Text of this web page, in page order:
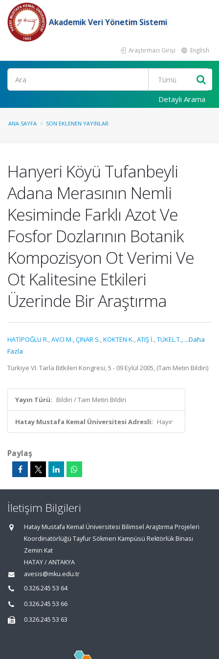
Akademik Veri Yönetim Sistemi
Araştırmacı Girişi English
Ara
Detaylı Arama
ANA SAYFA SON EKLENEN YAYINLAR
Hanyeri Köyü Tufanbeyli
Adana Merasının Nemli
Kesiminde Farklı Azot Ve
Fosfor Dozlarının Botanik
Kompozisyon Ot Verimi Ve
Ot Kalitesine Etkileri
Üzerinde Bir Araştırma
HATİPOĞLU R.,AVCI M.,ÇINAR S.,KÖKTEN K.,ATIŞ İ.,TÜKEL T., ...Daha
Fazla
Türkiye VI. Tarla Bitkileri Kongresi, 5 - 09 Eylül 2005, (Tam Metin Bildiri)
Yayın Türü: Bildiri / Tam Metin Bildiri
Hatay Mustafa Kemal Üniversitesi Adresli: Hayır
Paylaş
İletişim Bilgileri
Hatay Mustafa Kemal Üniversitesi Bilimsel Araştırma Projeleri
Koordinatörlüğü Tayfur Sökmen Kampüsü Rektörlük Binası
Zemin Kat
HATAY / ANTAKYA
avesis@mku.edu.tr
0.326.245 53 64
0.326.245 53 66
0.326.245 53 63